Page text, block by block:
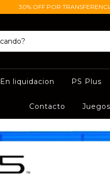
30% OFF POR
En liquidacion PS Plus
Contacto